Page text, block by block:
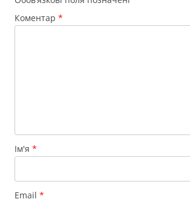
Коментар *
Ім'я *
Email *